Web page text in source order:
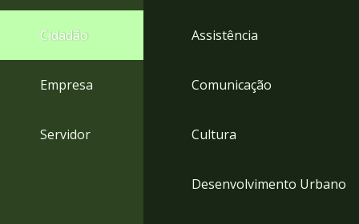
rodapé
Cidadão
Empresa
Servidor
Assistência
Comunicação
Cultura
Desenvolvimento Urbano